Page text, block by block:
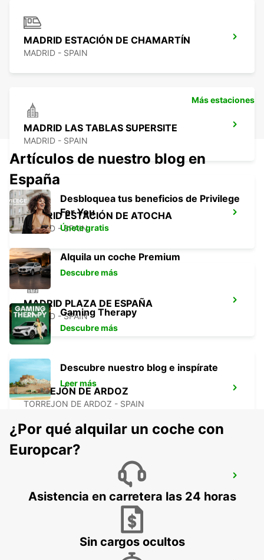
MADRID ESTACIÓN DE CHAMARTÍN
MADRID - SPAIN
MADRID LAS TABLAS SUPERSITE
MADRID - SPAIN
MADRID ESTACIÓN DE ATOCHA
MADRID - SPAIN
MADRID PLAZA DE ESPAÑA
MADRID - SPAIN
TORREJÓN DE ARDOZ
TORREJON DE ARDOZ - SPAIN
POZUELO DE ALARCON - SPAIN
Más estaciones
Artículos de nuestro blog en
España
Desbloquea tus beneficios de Privilege
For You
Únete gratis
Alquila un coche Premium
Descubre más
Gaming Therapy
Descubre más
Descubre nuestro blog e inspírate
Leer más
¿Por qué alquilar un coche con
Europcar?
Asistencia en carretera las 24 horas
Sin cargos ocultos